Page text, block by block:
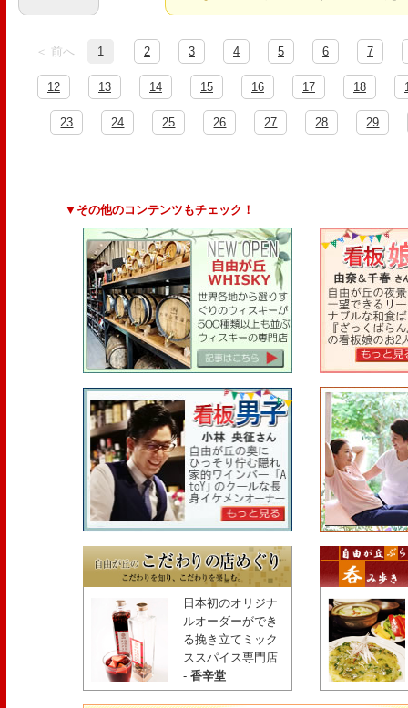
＜ 前へ 1 2 3 4 5 6 7
12 13 14 15 16 17 18
23 24 25 26 27 28 29
▼その他のコンテンツもチェック！
日本初のオリジナ
ルオーダーができ
る挽き立てミック
ススパイス専門店
- 香辛堂